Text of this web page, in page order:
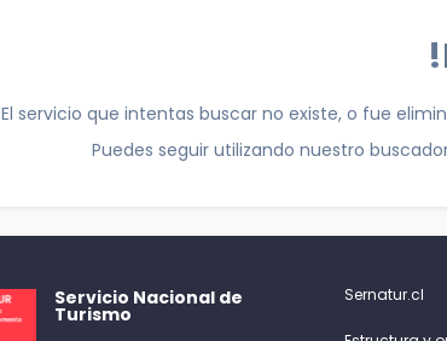
El servicio que intentas buscar no existe, o fue
Puedes seguir utilizando nuestro
Servicio Nacional de
Turismo
Sernatur.cl